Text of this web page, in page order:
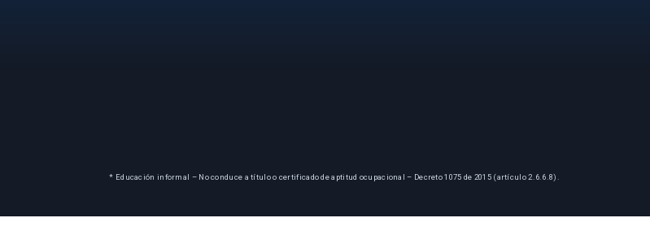
* Educación informal – No conduce a título o certificado de aptitud ocupacional – Decreto 1075 de 2015 (artículo 2.6.6.8).